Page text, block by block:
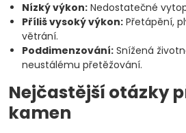
Nízký výkon: Nedostatečné
Příliš vysoký výkon: Přetápění,
větrání.
Poddimenzování: Snížená
neustálému přetěžování.
Nejčastější otázky
kamen